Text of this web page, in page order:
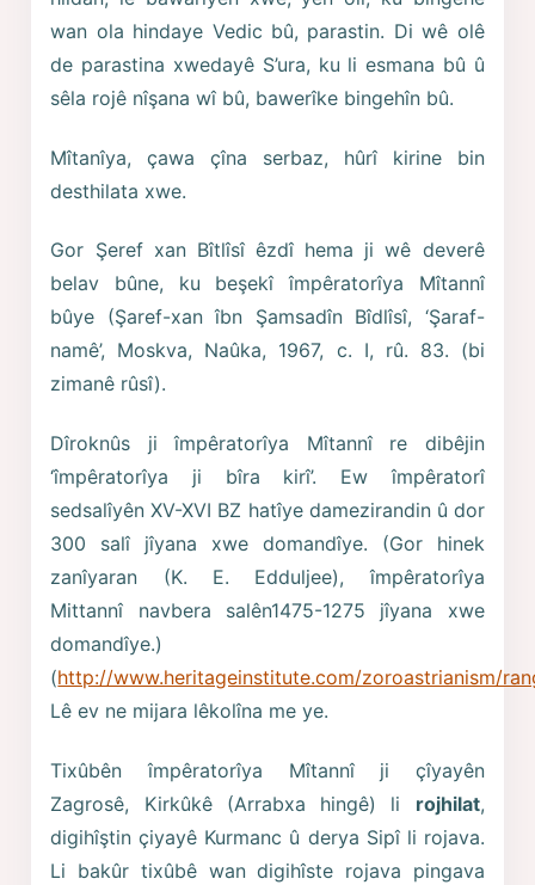
wan ola hindaye Vedic bû, parastin. Di wê olê
de parastina xwedayê S’ura, ku li esmana bû û
sêla rojê nîşana wî bû, bawerîke bingehîn bû.
Mîtanîya, çawa çîna serbaz, hûrî kirine bin
desthilata xwe.
Gor Şeref xan Bîtlîsî êzdî hema ji wê deverê
belav bûne, ku beşekî împêratorîya Mîtannî
bûye (Şaref-xan îbn Şamsadîn Bîdlîsî, ‘Şaraf-
namê’, Moskva, Naûka, 1967, c. I, rû. 83. (bi
zimanê rûsî).
Dîroknûs ji împêratorîya Mîtannî re dibêjin
‘împêratorîya ji bîra kirî’. Ew împêratorî
sedsalîyên XV-XVI BZ hatîye damezirandin û dor
300 salî jîyana xwe domandîye. (Gor hinek
zanîyaran (K. E. Edduljee), împêratorîya
Mittannî navbera salên1475-1275 jîyana xwe
domandîye.)
(http://www.heritageinstitute.com/zoroastrianism/
Lê ev ne mijara lêkolîna me ye.
Tixûbên împêratorîya Mîtannî ji çîyayên
Zagrosê, Kirkûkê (Arrabxa hingê) li rojhilat,
digihîştin çiyayê Kurmanc û derya Sipî li rojava.
Li bakûr tixûbê wan digihîste rojava pingava